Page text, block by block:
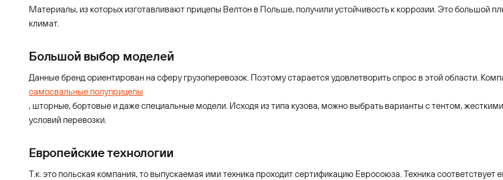
Материалы, из которых изготавливают прицепы Велтон в Польше, получили устойчивость к коррозии. Это большой
климат.
Большой выбор моделей
Данные бренд ориентирован на сферу грузоперевозок. Поэтому старается удовлетворить спрос в этой области.
самосвальные полуприцепы
, шторные, бортовые и даже специальные модели. Исходя из типа кузова, можно выбрать варианты с тентом,
условий перевозки.
Европейские технологии
Т.к. это польская компания, то выпускаемая ими техника проходит сертификацию Евросоюза. Техника